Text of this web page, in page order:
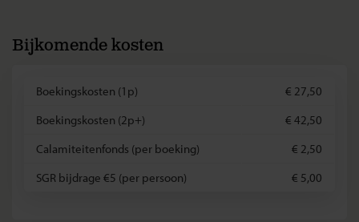
Bijkomende kosten
Boekingskosten (1p)
€ 27,50
Boekingskosten (2p+)
€ 42,50
Calamiteitenfonds (per boeking)
€ 2,50
SGR bijdrage €5 (per persoon)
€ 5,00